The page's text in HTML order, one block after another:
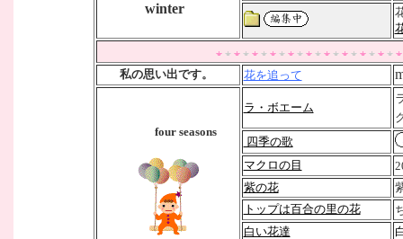
winter
私の思い出です。 花を追って
four seasons
ラ・ボエーム
四季の歌
マクロの目
紫の花
トップは百合の里の花
白い花達